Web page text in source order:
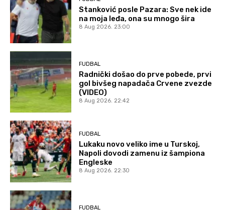
Stanković posle Pazara: Sve nek ide
na moja leđa, ona su mnogo šira
8 Aug 2026. 23:00
FUDBAL
Radnički došao do prve pobede, prvi
gol bivšeg napadača Crvene zvezde
(VIDEO)
8 Aug 2026. 22:42
FUDBAL
Lukaku novo veliko ime u Turskoj,
Napoli dovodi zamenu iz šampiona
Engleske
8 Aug 2026. 22:30
FUDBAL